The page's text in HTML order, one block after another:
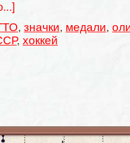
, значки, медали,
, хоккей